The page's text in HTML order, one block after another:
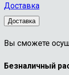
Доставка
Доставка
Вы сможете
Безналичный